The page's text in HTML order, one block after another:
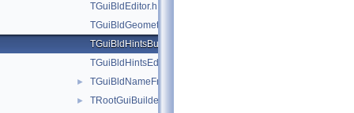
TGuiBldEditor.h
TGuiBldGeometryFrame.h
TGuiBldHintsButton.h
TGuiBldHintsEditor.h
► TGuiBldNameFrame.h
► TRootGuiBuilder.h